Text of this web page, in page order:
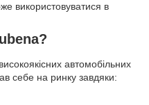
використовуватися в
автомобільних
себе на ринку завдяки: